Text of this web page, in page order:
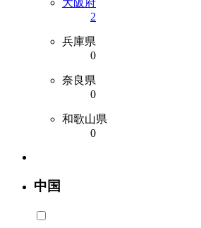
大阪府
2
兵庫県
0
奈良県
0
和歌山県
0
中国